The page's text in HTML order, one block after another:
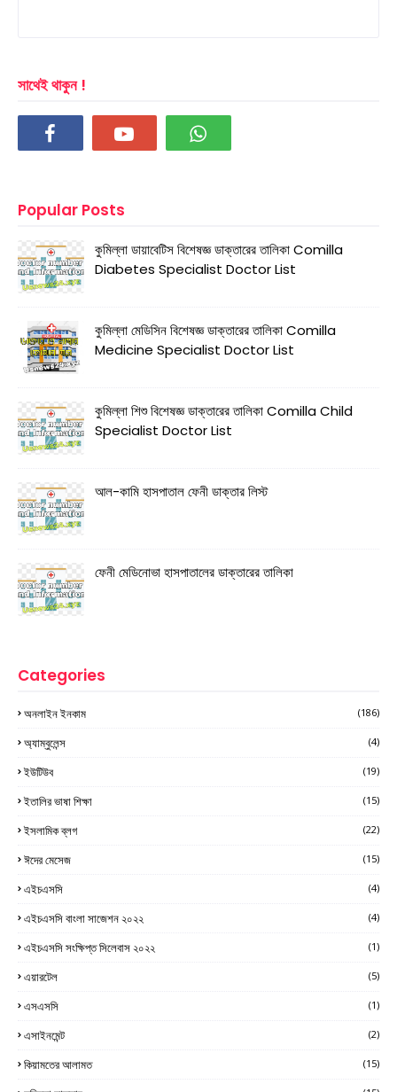
সাথেই থাকুন !
Popular Posts
কুমিল্লা ডায়াবেটিস বিশেষজ্ঞ ডাক্তারের তালিকা Comilla
Diabetes Specialist Doctor List
কুমিল্লা মেডিসিন বিশেষজ্ঞ ডাক্তারের তালিকা Comilla
Medicine Specialist Doctor List
কুমিল্লা শিশু বিশেষজ্ঞ ডাক্তারের তালিকা Comilla Child
Specialist Doctor List
আল-কামি হাসপাতাল ফেনী ডাক্তার লিস্ট
ফেনী মেডিনোভা হাসপাতালের ডাক্তারের তালিকা
Categories
অনলাইন ইনকাম (186)
অ্যাম্বুলেন্স (4)
ইউটিউব (19)
ইতালির ভাষা শিক্ষা (15)
ইসলামিক ব্লগ (22)
ঈদের মেসেজ (15)
এইচএসসি (4)
এইচএসসি বাংলা সাজেশন ২০২২ (4)
এইচএসসি সংক্ষিপ্ত সিলেবাস ২০২২ (1)
এয়ারটেল (5)
এসএসসি (1)
এসাইনমেন্ট (2)
কিয়ামতের আলামত (15)